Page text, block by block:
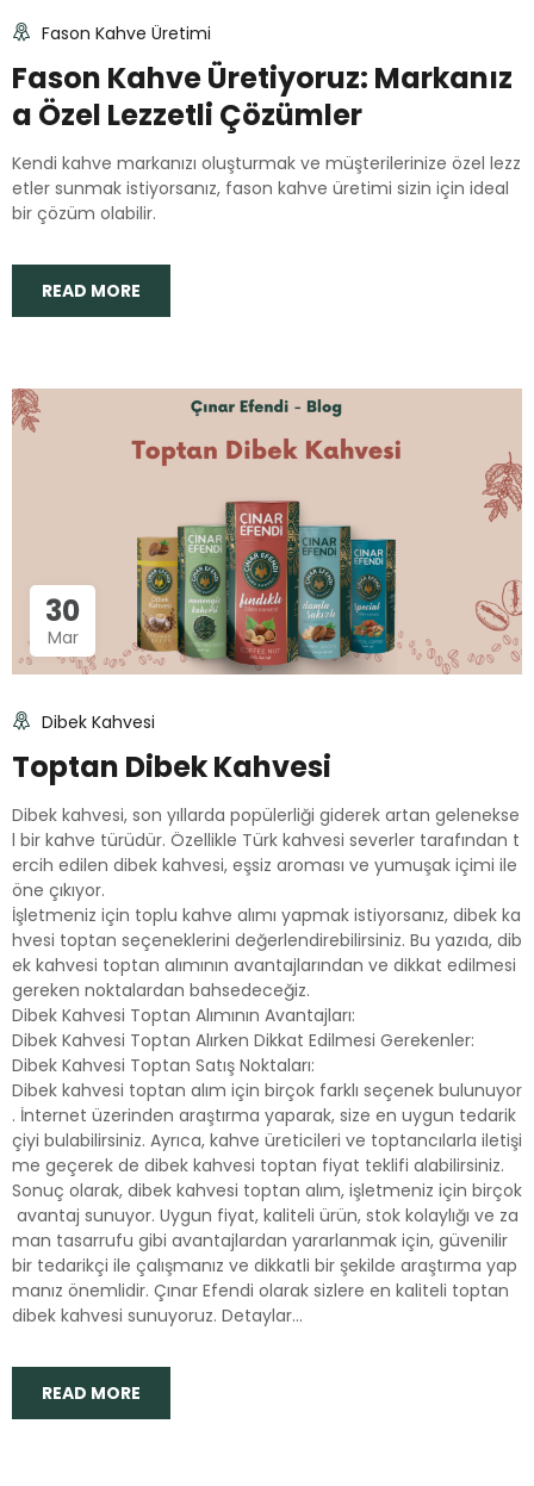
Fason Kahve Üretimi
Fason Kahve Üretiyoruz: Markanız
a Özel Lezzetli Çözümler
Kendi kahve markanızı oluşturmak ve müşterilerinize özel lezz
etler sunmak istiyorsanız, fason kahve üretimi sizin için ideal
bir çözüm olabilir.
READ MORE
30
Mar
Dibek Kahvesi
Toptan Dibek Kahvesi
Dibek kahvesi, son yıllarda popülerliği giderek artan gelenekse
l bir kahve türüdür. Özellikle Türk kahvesi severler tarafından t
ercih edilen dibek kahvesi, eşsiz aroması ve yumuşak içimi ile
öne çıkıyor.
İşletmeniz için toplu kahve alımı yapmak istiyorsanız, dibek ka
hvesi toptan seçeneklerini değerlendirebilirsiniz. Bu yazıda, dib
ek kahvesi toptan alımının avantajlarından ve dikkat edilmesi
gereken noktalardan bahsedeceğiz.
Dibek Kahvesi Toptan Alımının Avantajları:
Dibek Kahvesi Toptan Alırken Dikkat Edilmesi Gerekenler:
Dibek Kahvesi Toptan Satış Noktaları:
Dibek kahvesi toptan alım için birçok farklı seçenek bulunuyor
. İnternet üzerinden araştırma yaparak, size en uygun tedarik
çiyi bulabilirsiniz. Ayrıca, kahve üreticileri ve toptancılarla iletişi
me geçerek de dibek kahvesi toptan fiyat teklifi alabilirsiniz.
Sonuç olarak, dibek kahvesi toptan alım, işletmeniz için birçok
avantaj sunuyor. Uygun fiyat, kaliteli ürün, stok kolaylığı ve za
man tasarrufu gibi avantajlardan yararlanmak için, güvenilir
bir tedarikçi ile çalışmanız ve dikkatli bir şekilde araştırma yap
manız önemlidir. Çınar Efendi olarak sizlere en kaliteli toptan
dibek kahvesi sunuyoruz. Detaylar...
READ MORE